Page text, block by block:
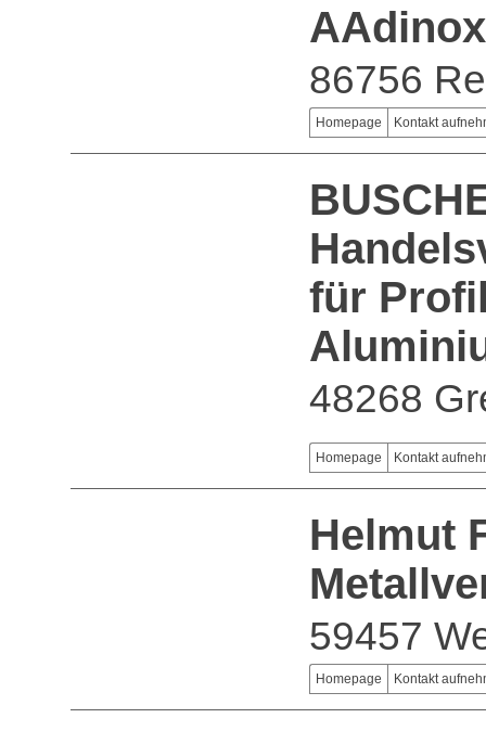
86756
Homepage Kontakt
für
48268
Homepage Kontakt
Helmut
59457
Homepage Kontakt